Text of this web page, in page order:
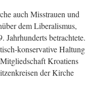
auch Misstrauen und
dem Liberalismus,
Jahrhunderts betrachtete.
konservative Haltung
Kroatiens
der Kirche